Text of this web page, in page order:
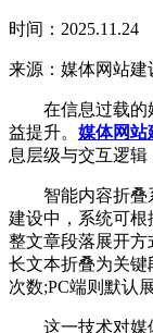
时间：2025.11.24
来源：媒体网站建
在信息过载的媒
益提升。 媒体网站
息层级与交互逻辑
智能内容折叠系
建设中，系统可根
整文章段落展开
长文本折叠为关
次数;PC端则默认
这一技术对媒体